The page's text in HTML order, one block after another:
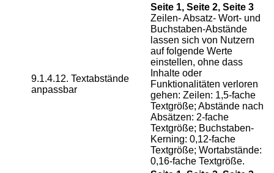
9.1.4.12. Textabstände
anpassbar
Seite 1, Seite 2, Seite 3
Zeilen- Absatz- Wort- und
Buchstaben-Abstände
lassen sich von Nutzern
auf folgende Werte
einstellen, ohne dass
Inhalte oder
Funktionalitäten verloren
gehen: Zeilen: 1,5-fache
Textgröße; Abstände nach
Absätzen: 2-fache
Textgröße; Buchstaben-
Kerning: 0,12-fache
Textgröße; Wortabstände:
0,16-fache Textgröße.